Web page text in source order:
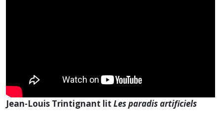
Jean-Louis Trintignant lit Les paradis artificiels